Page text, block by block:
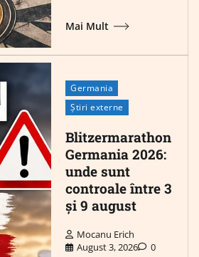
Mai Mult
Germania
Știri externe
Blitzermarathon
Germania 2026:
unde sunt
controale între 3
și 9 august
Mocanu Erich
August 3, 2026
0